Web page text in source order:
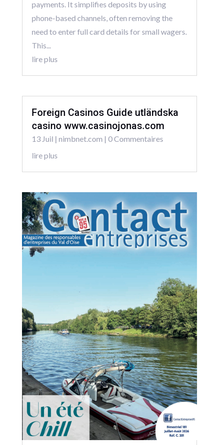
payments. It simplifies deposits by using
phone-based channels, often removing the
need to enter full card details for small wagers.
This...
lire plus
Foreign Casinos Guide utländska
casino www.casinojonas.com
13 Juil | nimbnet.com | 0 Commentaires
lire plus